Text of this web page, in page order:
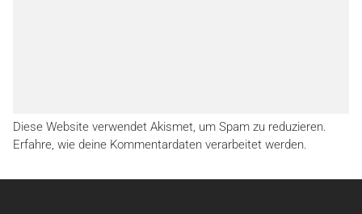
Diese Website verwendet Akismet, um Spam zu reduzieren.
Erfahre, wie deine Kommentardaten verarbeitet werden.